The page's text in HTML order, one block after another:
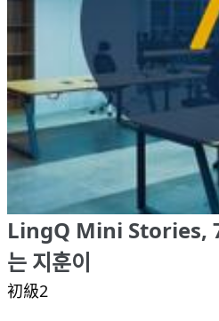
LingQ Mini Stories, 7
는 지훈이
初級2